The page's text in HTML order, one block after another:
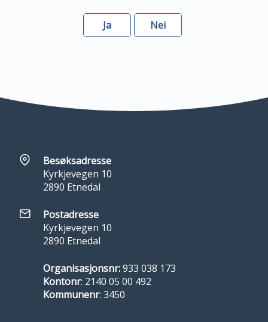
Ja Nei
Besøksadresse
Kyrkjevegen 10
2890 Etnedal
Postadresse
Kyrkjevegen 10
2890 Etnedal
Organisasjonsnr:933 038 173
Kontonr: 2140 05 00 492
Kommunenr: 3450